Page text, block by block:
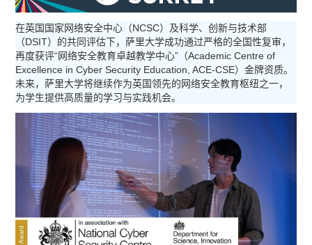
在英国国家网络安全中心（NCSC）及科学、创新与技术部
（DSIT）的共同评估下，萨里大学成功通过严格的全国性复审，
再度获评“网络安全教育卓越教学中心”（Academic Centre of
Excellence in Cyber Security Education, ACE‑CSE）金牌资质。
未来，萨里大学将继续作为英国领先的网络安全教育枢纽之一，
为学生提供高质量的学习与实践机会。